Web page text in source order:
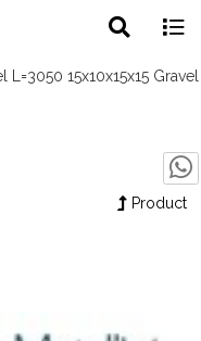
search
15x10x15x15 Gravel
Product